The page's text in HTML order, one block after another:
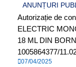
ANUNȚURI
Autorizație de
ELECTRIC
18 ML DIN
1005864377/
07/04/2025